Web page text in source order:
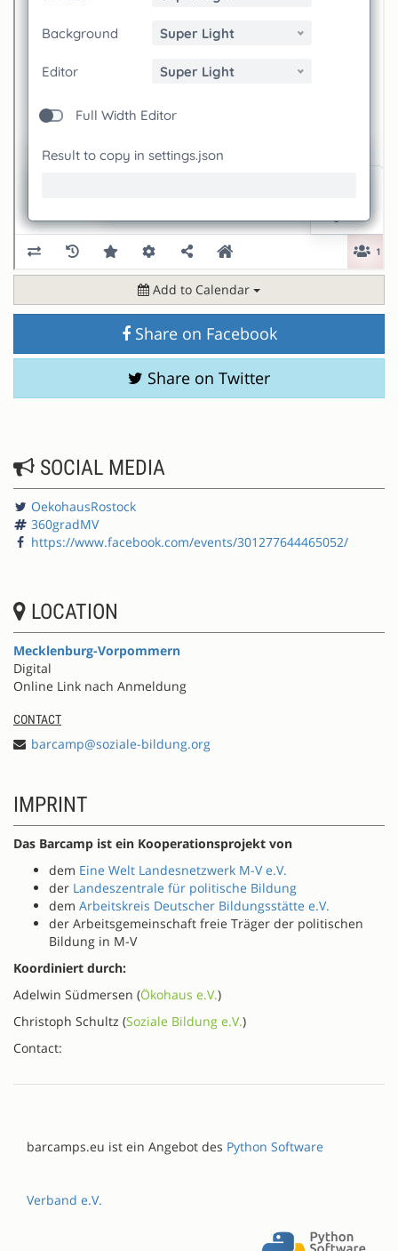
Add to Calendar
Share on Facebook
Share on Twitter
SOCIAL MEDIA
OekohausRostock
360gradMV
https://www.facebook.com/events/301277644465052/
LOCATION
Mecklenburg-Vorpommern
Digital
Online Link nach Anmeldung
CONTACT
barcamp@soziale-bildung.org
IMPRINT
Das Barcamp ist ein Kooperationsprojekt von
dem Eine Welt Landesnetzwerk M-V e.V.
der Landeszentrale für politische Bildung
dem Arbeitskreis Deutscher Bildungsstätte e.V.
der Arbeitsgemeinschaft freie Träger der politischen
Bildung in M-V
Koordiniert durch:
Adelwin Südmersen (Ökohaus e.V.)
Christoph Schultz (Soziale Bildung e.V.)
Contact:
barcamps.eu ist ein Angebot des Python Software
Verband e.V.